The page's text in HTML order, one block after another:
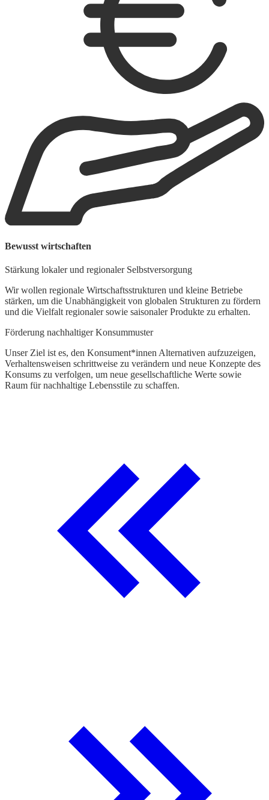
Bewusst wirtschaften
Stärkung lokaler und regionaler Selbstversorgung
Wir wollen regionale Wirtschaftsstrukturen und kleine Betriebe
stärken, um die Unabhängigkeit von globalen Strukturen zu fördern
und die Vielfalt regionaler sowie saisonaler Produkte zu erhalten.
Förderung nachhaltiger Konsummuster
Unser Ziel ist es, den Konsument*innen Alternativen aufzuzeigen,
Verhaltensweisen schrittweise zu verändern und neue Konzepte des
Konsums zu verfolgen, um neue gesellschaftliche Werte sowie
Raum für nachhaltige Lebensstile zu schaffen.